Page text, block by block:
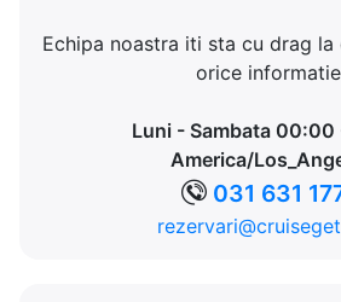
Echipa noastra iti sta cu drag
orice
Luni - Sambata
America/
031 631